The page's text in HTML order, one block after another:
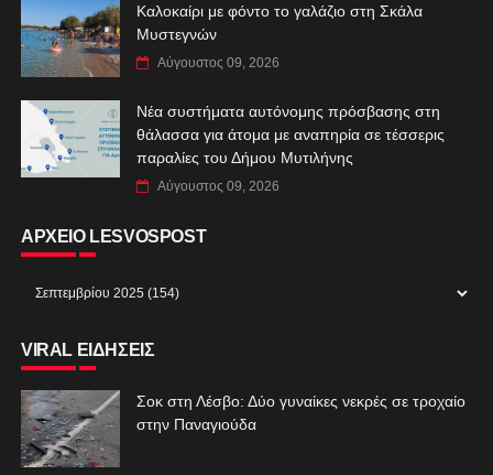
Καλοκαίρι με φόντο το γαλάζιο στη Σκάλα
Μυστεγνών
Αύγουστος 09, 2026
Νέα συστήματα αυτόνομης πρόσβασης στη
θάλασσα για άτομα με αναπηρία σε τέσσερις
παραλίες του Δήμου Μυτιλήνης
Αύγουστος 09, 2026
ΑΡΧΕΙΟ LESVOSPOST
VIRAL ΕΙΔΗΣΕΙΣ
Σοκ στη Λέσβο: Δύο γυναίκες νεκρές σε τροχαίο
στην Παναγιούδα